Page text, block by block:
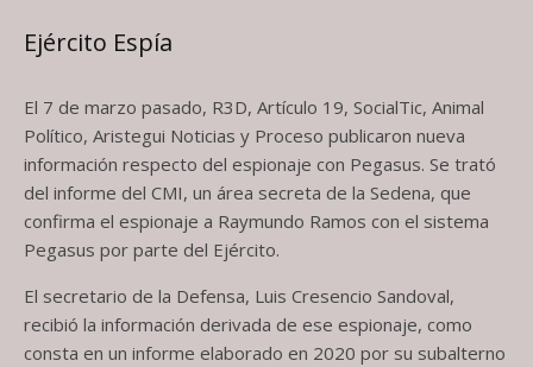
Ejército Espía
El 7 de marzo pasado, R3D, Artículo 19, SocialTic, Animal
Político, Aristegui Noticias y Proceso publicaron nueva
información respecto del espionaje con Pegasus. Se trató
del informe del CMI, un área secreta de la Sedena, que
confirma el espionaje a Raymundo Ramos con el sistema
Pegasus por parte del Ejército.
El secretario de la Defensa, Luis Cresencio Sandoval,
recibió la información derivada de ese espionaje, como
consta en un informe elaborado en 2020 por su subalterno